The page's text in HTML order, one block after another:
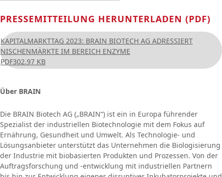
PRESSEMITTEILUNG HERUNTERLADEN (PDF)
KAPITALMARKTTAG 2023: BRAIN BIOTECH AG ADRESSIERT
NISCHENMÄRKTE IM BEREICH ENZYME
PDF302.97 KB
Über BRAIN
Die BRAIN Biotech AG („BRAIN“) ist ein in Europa führender
Spezialist der industriellen Biotechnologie mit dem Fokus auf
Ernährung, Gesundheit und Umwelt. Als Technologie- und
Lösungsanbieter unterstützt das Unternehmen die Biologisierung
der Industrie mit biobasierten Produkten und Prozessen. Von der
Auftragsforschung und -entwicklung mit industriellen Partnern